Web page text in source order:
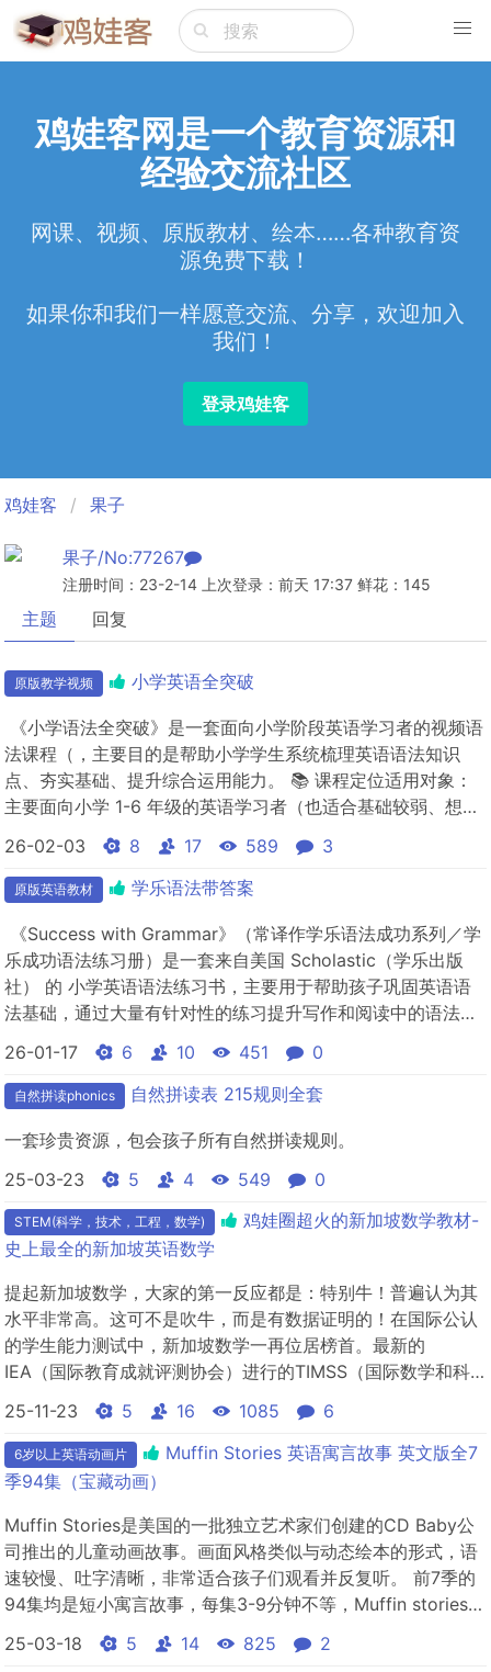
鸡娃客网是一个教育资源和
经验交流社区
网课、视频、原版教材、绘本……各种教育资
源免费下载！
如果你和我们一样愿意交流、分享，欢迎加入
我们！
登录鸡娃客
鸡娃客 果子
果子/No:77267
注册时间：23-2-14 上次登录：前天 17:37 鲜花：145
主题 回复
原版教学视频 小学英语全突破
《小学语法全突破》是一套面向小学阶段英语学习者的视频语
法课程（，主要目的是帮助小学学生系统梳理英语语法知识
点、夯实基础、提升综合运用能力。 📚 课程定位适用对象：
主要面向小学 1-6 年级的英语学习者（也适合基础较弱、想补
课的小学生）。形式：视频课程（一般分成多个 Lesson，每
集讲解一个或几个语法点）。集数：典型版本是 全套 35 集
（每集 5-15 分钟不等）。 📌 课程内...
26-02-03 8 17 589 3
原版英语教材 学乐语法带答案
《Success with Grammar》（常译作学乐语法成功系列／学
乐成功语法练习册）是一套来自美国 Scholastic（学乐出版
社） 的 小学英语语法练习书，主要用于帮助孩子巩固英语语
法基础，通过大量有针对性的练习提升写作和阅读中的语法运
用能力。 📘 基本介绍Success with Grammar 是 Scholastic
的 Success With 系列之...
26-01-17 6 10 451 0
自然拼读phonics 自然拼读表 215规则全套
一套珍贵资源，包会孩子所有自然拼读规则。
25-03-23
5 4 549 0
STEM(科学，技术，工程，数学)
鸡娃圈超火的新加坡数学教材-
史上最全的新加坡英语数学
提起新加坡数学，大家的第一反应都是：特别牛！普遍认为其
水平非常高。这可不是吹牛，而是有数据证明的！在国际公认
的学生能力测试中，新加坡数学一再位居榜首。最新的
IEA（国际教育成就评测协会）进行的TIMSS（国际数学和科
学评测趋势）显示，新加坡孩子在数学方面表现出色，遥遥领
先其他国家。 zuoh
25-11-23 5 16 1085 6
6岁以上英语动画片
Muffin Stories 英语寓言故事 英文版全7
季94集（宝藏动画）
Muffin Stories是美国的一批独立艺术家们创建的CD Baby公
司推出的儿童动画故事。画面风格类似与动态绘本的形式，语
速较慢、吐字清晰，非常适合孩子们观看并反复听。 前7季的
94集均是短小寓言故事，每集3-9分钟不等，Muffin stories寓
教于乐，每个故事教授一个道理，是英语母语国家幼童娱乐、
教育故事类动画。
25-03-18 5 14 825 2